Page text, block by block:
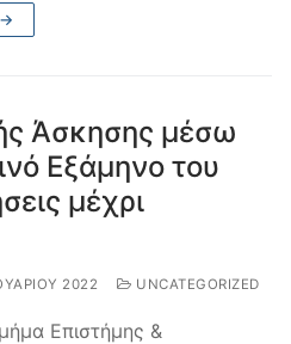
Άσκησης μέσω
Εξάμηνο του
μέχρι
2022 UNCATEGORIZED
Επιστήμης &